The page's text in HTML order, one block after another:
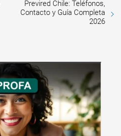
Previred Chile: Teléfonos,
Contacto y Guía Completa
2026